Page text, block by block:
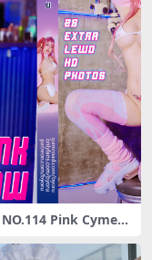
Pink Cymeo